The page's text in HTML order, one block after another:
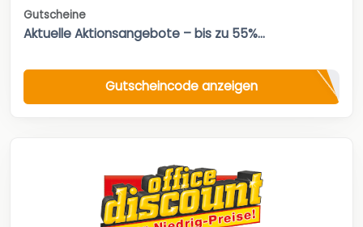
Gutscheine
Aktuelle Aktionsangebote – bis zu 55%...
Gutscheincode anzeigen